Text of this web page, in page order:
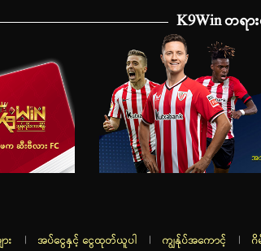
K9Win တရ
း | အပ်ငွေနှင့် ငွေထုတ်ယူပါ | ကျွန်ုပ်အကောင့် | ဂိ